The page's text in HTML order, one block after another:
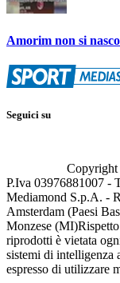
Amorim non si
Seguici su
P.Iva 03976881007 -
Mediamond S.p.A. -
Amsterdam (Paesi
Monzese (MI)
riprodotti è vietata
sistemi di intelligenza
espresso di utilizzare